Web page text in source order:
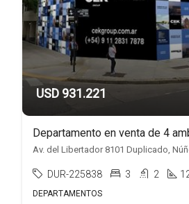
USD 931.221
Av. del Libertador 8101 Duplicado,
DUR-225838 3 2
DEPARTAMENTOS